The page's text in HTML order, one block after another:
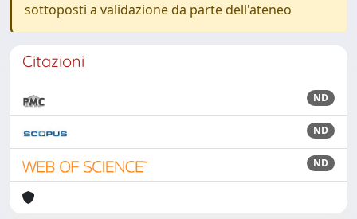
sottoposti a validazione da parte dell'ateneo
Citazioni
ND
ND
ND